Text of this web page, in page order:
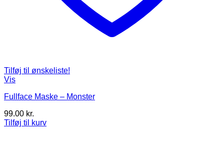
Tilføj til ønskeliste!
Vis
Fullface Maske – Monster
99.00 kr.
Tilføj til kurv